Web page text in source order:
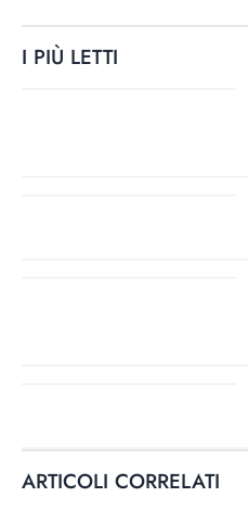
I PIÙ LETTI
ARTICOLI CORRELATI